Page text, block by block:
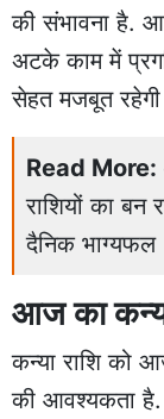
की संभावना है.
अटके काम में
सेहत मजबूत
Read More:
राशियों का बन
दैनिक भाग्यफल
आज का
कन्या राशि को
की आवश्यकता है.